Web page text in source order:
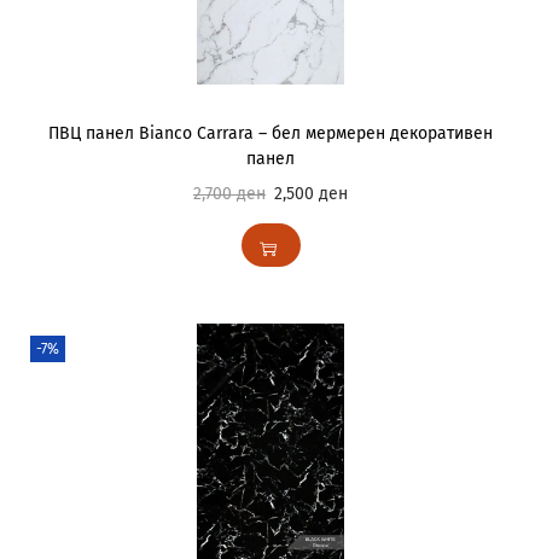
ПВЦ панел Bianco Carrara – бел мермерен декоративен
панел
2,700ден 2,500 ден
-7%